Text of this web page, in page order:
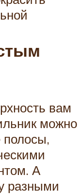
вам
можно
полосы,
А
разными